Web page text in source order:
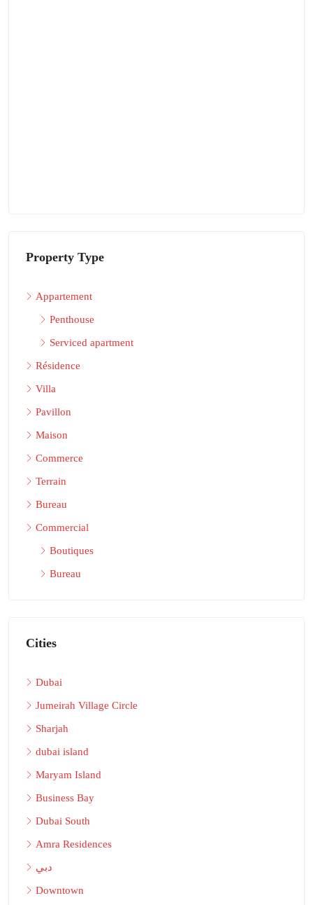
Property Type
Appartement
Penthouse
Serviced apartment
Résidence
Villa
Pavillon
Maison
Commerce
Terrain
Bureau
Commercial
Boutiques
Bureau
Cities
Dubai
Jumeirah Village Circle
Sharjah
dubai island
Maryam Island
Business Bay
Dubai South
Amra Residences
دبي
Downtown